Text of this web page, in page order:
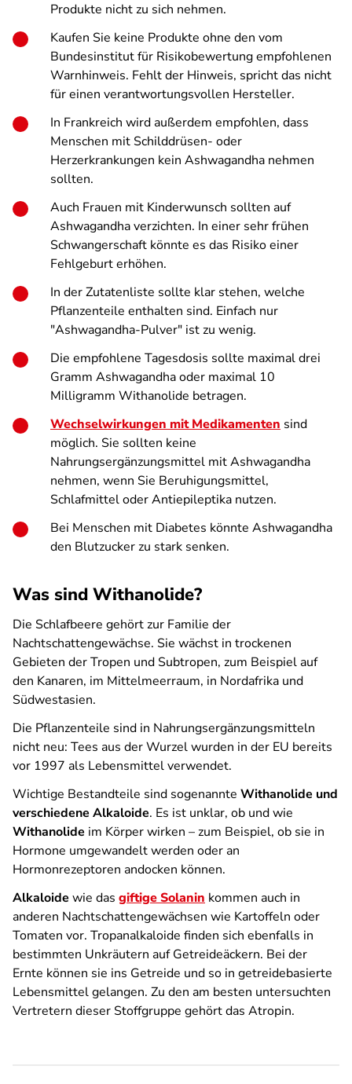
Produkte nicht zu sich nehmen.
Kaufen Sie keine Produkte ohne den vom
Bundesinstitut für Risikobewertung empfohlenen
Warnhinweis. Fehlt der Hinweis, spricht das nicht
für einen verantwortungsvollen Hersteller.
In Frankreich wird außerdem empfohlen, dass
Menschen mit Schilddrüsen- oder
Herzerkrankungen kein Ashwagandha nehmen
sollten.
Auch Frauen mit Kinderwunsch sollten auf
Ashwagandha verzichten. In einer sehr frühen
Schwangerschaft könnte es das Risiko einer
Fehlgeburt erhöhen.
In der Zutatenliste sollte klar stehen, welche
Pflanzenteile enthalten sind. Einfach nur
"Ashwagandha-Pulver" ist zu wenig.
Die empfohlene Tagesdosis sollte maximal drei
Gramm Ashwagandha oder maximal 10
Milligramm Withanolide betragen.
Wechselwirkungen mit Medikamenten sind
möglich. Sie sollten keine
Nahrungsergänzungsmittel mit Ashwagandha
nehmen, wenn Sie Beruhigungsmittel,
Schlafmittel oder Antiepileptika nutzen.
Bei Menschen mit Diabetes könnte Ashwagandha
den Blutzucker zu stark senken.
Was sind Withanolide?
Die Schlafbeere gehört zur Familie der
Nachtschattengewächse. Sie wächst in trockenen
Gebieten der Tropen und Subtropen, zum Beispiel auf
den Kanaren, im Mittelmeerraum, in Nordafrika und
Südwestasien.
Die Pflanzenteile sind in Nahrungsergänzungsmitteln
nicht neu: Tees aus der Wurzel wurden in der EU bereits
vor 1997 als Lebensmittel verwendet.
Wichtige Bestandteile sind sogenannte Withanolide und
verschiedene Alkaloide. Es ist unklar, ob und wie
Withanolide im Körper wirken – zum Beispiel, ob sie in
Hormone umgewandelt werden oder an
Hormonrezeptoren andocken können.
Alkaloide wie das giftige Solanin kommen auch in
anderen Nachtschattengewächsen wie Kartoffeln oder
Tomaten vor. Tropanalkaloide finden sich ebenfalls in
bestimmten Unkräutern auf Getreideäckern. Bei der
Ernte können sie ins Getreide und so in getreidebasierte
Lebensmittel gelangen. Zu den am besten untersuchten
Vertretern dieser Stoffgruppe gehört das Atropin.